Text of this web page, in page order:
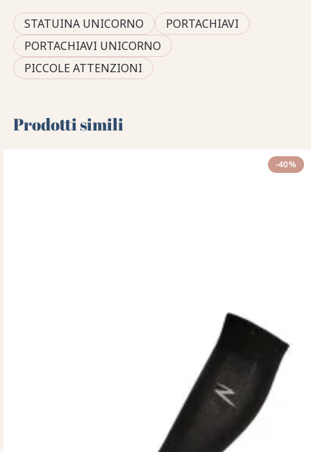
STATUINA UNICORNO
PORTACHIAVI
PORTACHIAVI UNICORNO
PICCOLE ATTENZIONI
Prodotti simili
-40%